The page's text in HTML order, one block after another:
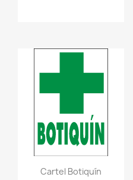
visibilityVistazo rápido
Cartel Botiquín